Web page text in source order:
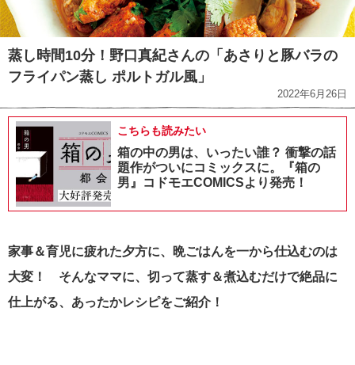
蒸し時間10分！野口真紀さんの「あさりと豚バラの
フライパン蒸し ポルトガル風」
2022年6月26日
こちらも読みたい
箱の中の男は、いったい誰？ 衝撃の話
題作がついにコミックスに。『箱の
男』コドモエCOMICSより発売！
家事＆育児に疲れた夕方に、晩ごはんを一から仕込むのは
大変！ そんなママに、切って蒸す＆煮込むだけで絶品に
仕上がる、あったかレシピをご紹介！